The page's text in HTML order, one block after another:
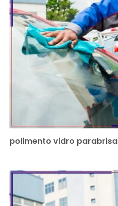
polimento vidro parabrisa